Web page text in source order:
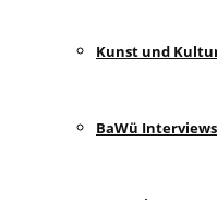
Kunst und
BaWü Interviews